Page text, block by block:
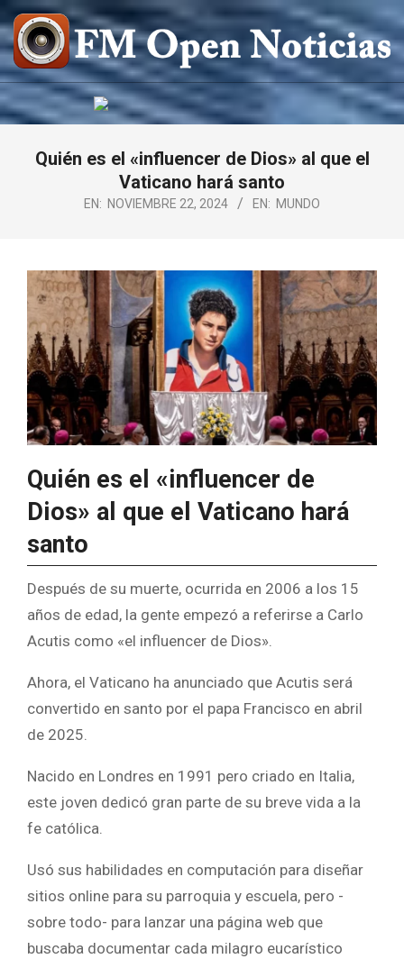
Saltar
al
contenido
FM
OPEN
NOTICIAS
Quién es el «influencer de Dios» al que el
Vaticano hará santo
EN: NOVIEMBRE 22, 2024 EN: MUNDO
Quién es el «influencer de
Dios» al que el Vaticano hará
santo
Después de su muerte, ocurrida en 2006 a los 15
años de edad, la gente empezó a referirse a Carlo
Acutis como «el influencer de Dios».
Ahora, el Vaticano ha anunciado que Acutis será
convertido en santo por el papa Francisco en abril
de 2025.
Nacido en Londres en 1991 pero criado en Italia,
este joven dedicó gran parte de su breve vida a la
fe católica.
Usó sus habilidades en computación para diseñar
sitios online para su parroquia y escuela, pero -
sobre todo- para lanzar una página web que
buscaba documentar cada milagro eucarístico